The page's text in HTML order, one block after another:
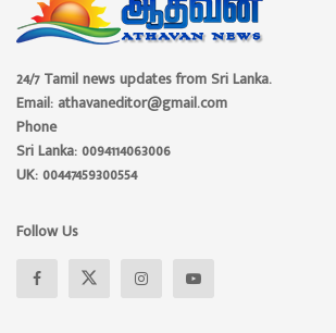
24/7 Tamil news updates from Sri Lanka.
Email: athavaneditor@gmail.com
Phone
Sri Lanka: 0094114063006
UK: 00447459300554
Follow Us